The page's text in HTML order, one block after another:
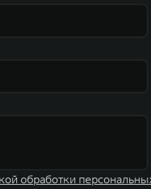
обработки